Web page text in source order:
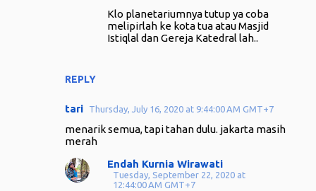
REPLY
Klo planetariumnya tutup ya coba
melipirlah ke kota tua atau Masjid
Istiqlal dan Gereja Katedral lah..
tari Thursday, July 16, 2020 at 9:44:00 AM GMT+7
menarik semua, tapi tahan dulu. jakarta masih
merah
Endah Kurnia Wirawati
Tuesday, September 22, 2020 at
12:44:00 AM GMT+7